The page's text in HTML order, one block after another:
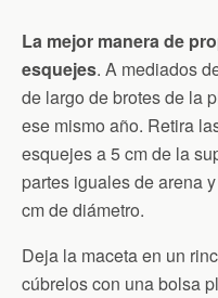
La mejor manera de
esquejes. A mediados
de largo de brotes de la
ese mismo año. Retira
esquejes a 5 cm de la
partes iguales de arena
cm de diámetro.
Deja la maceta en un
cúbrelos con una bolsa